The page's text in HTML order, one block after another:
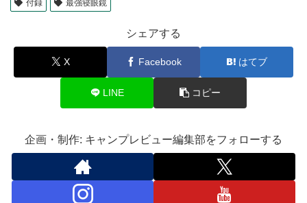
付録
最強寝眼鏡
シェアする
X Facebook はてブ
LINE コピー
企画・制作: キャンプレビュー編集部をフォローする